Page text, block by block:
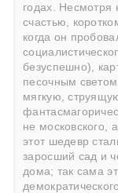
годах. Несмотря
счастью,
когда он
безуспешно),
песочным
мягкую,
не московского,
этот шедевр
заросший сад и
дома; так сама